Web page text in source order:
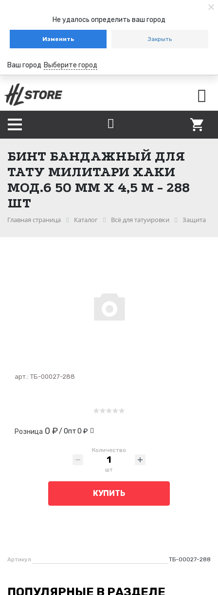
Не удалось определить ваш город
Изменить Закрыть
Ваш город Выберите город
БИНТ БАНДАЖНЫЙ ДЛЯ
ТАТУ МИЛИТАРИ ХАКИ
МОД.6 50 ММ Х 4,5 М - 288
ШТ
Главная страница Каталог Всё для татуировки Защита
арт.: ТБ-00027-288
Розница 0 ₽/ Опт0 ₽
Количество
шт
КУПИТЬ
Артикул ТБ-00027-288
ПОПУЛЯРНЫЕ В РАЗДЕЛЕ